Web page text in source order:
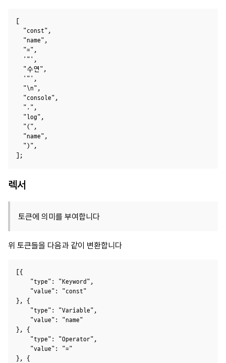
[
  "const",
  "name",
  "=",
  '"',
  "수연",
  '"',
  "\n",
  "console",
  ".",
  "log",
  "(",
  "name",
  ")",
렉서
토큰에 의미를 부여합니다
위 토큰들을 다음과 같이 변환합니다
[{
    "type": "Keyword",
    "value": "const"
}, {
    "type": "Variable",
    "value": "name"
}, {
    "type": "Operator",
    "value": "="
}, {